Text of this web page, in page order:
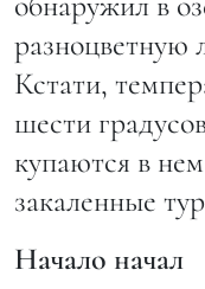
разноцветную
Кстати,
шести
купаются в
закаленные
Начало начал